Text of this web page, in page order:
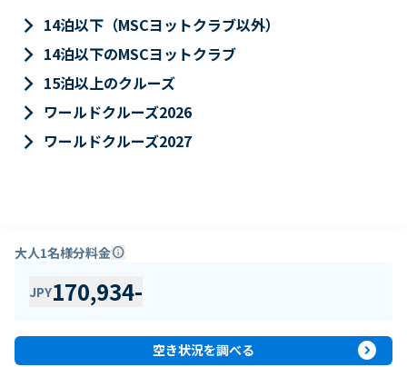
keyboard_arrow_right 14泊以下（MSCヨットクラブ以外）
keyboard_arrow_right 14泊以下のMSCヨットクラブ
keyboard_arrow_right 15泊以上のクルーズ
keyboard_arrow_right ワールドクルーズ2026
keyboard_arrow_right ワールドクルーズ2027
大人1名様分料金info
JPY170,934-
空き状況を調べる expand_circle_right